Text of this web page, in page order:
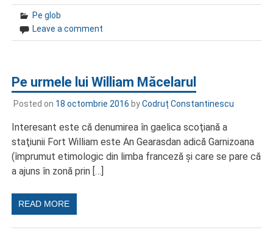
Pe glob
Leave a comment
Pe urmele lui William Măcelarul
Posted on 18 octombrie 2016 byCodruț Constantinescu
Interesant este că denumirea în gaelica scoţiană a
staţiunii Fort William este An Gearasdan adică Garnizoana
(împrumut etimologic din limba franceză şi care se pare că
a ajuns în zonă prin […]
READ MORE